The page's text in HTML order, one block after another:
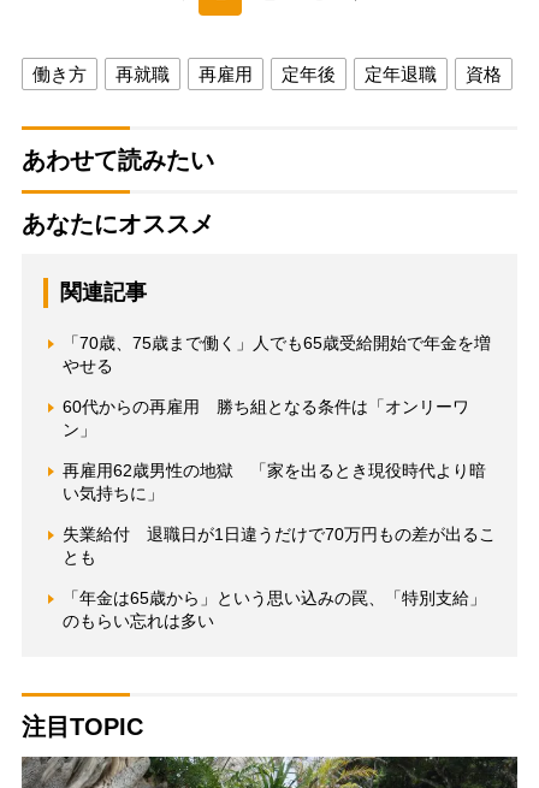
働き方 再就職 再雇用 定年後 定年退職 資格
あわせて読みたい
あなたにオススメ
関連記事
「70歳、75歳まで働く」人でも65歳受給開始で年金を増
やせる
60代からの再雇用 勝ち組となる条件は「オンリーワ
ン」
再雇用62歳男性の地獄 「家を出るとき現役時代より暗
い気持ちに」
失業給付 退職日が1日違うだけで70万円もの差が出るこ
とも
「年金は65歳から」という思い込みの罠、「特別支給」
のもらい忘れは多い
注目TOPIC